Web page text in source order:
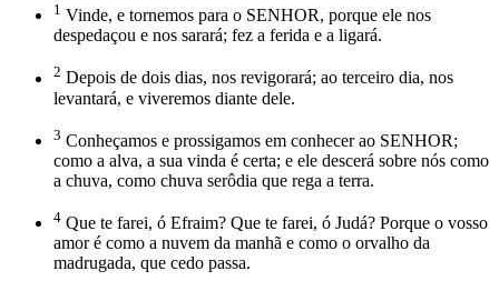
1 Vinde, e tornemos para o SENHOR, porque ele nos
despedaçou e nos sarará; fez a ferida e a ligará.
2 Depois de dois dias, nos revigorará; ao terceiro dia, nos
levantará, e viveremos diante dele.
3 Conheçamos e prossigamos em conhecer ao SENHOR;
como a alva, a sua vinda é certa; e ele descerá sobre nós como
a chuva, como chuva serôdia que rega a terra.
4 Que te farei, ó Efraim? Que te farei, ó Judá? Porque o vosso
amor é como a nuvem da manhã e como o orvalho da
madrugada, que cedo passa.